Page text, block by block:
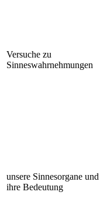
Versuche zu
Sinneswahrnehmungen
unsere Sinnesorgane und
ihre Bedeutung